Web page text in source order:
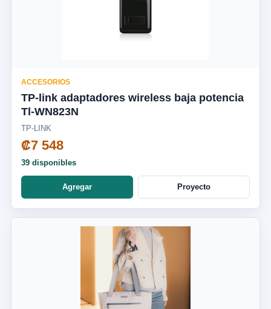
ACCESORIOS
TP-link adaptadores wireless baja potencia
Tl-WN823N
TP-LINK
₡7 548
39 disponibles
Agregar Proyecto